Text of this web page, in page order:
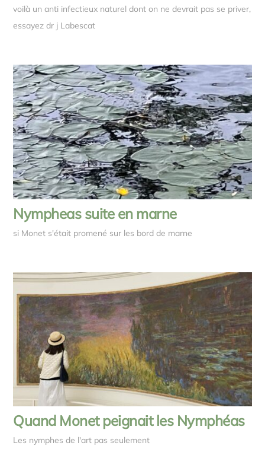
voilà un anti infectieux naturel dont on ne devrait pas se priver,
essayez dr j Labescat
Nympheas suite en marne
si Monet s'était promené sur les bord de marne
Quand Monet peignait les Nymphéas
Les nymphes de l'art pas seulement